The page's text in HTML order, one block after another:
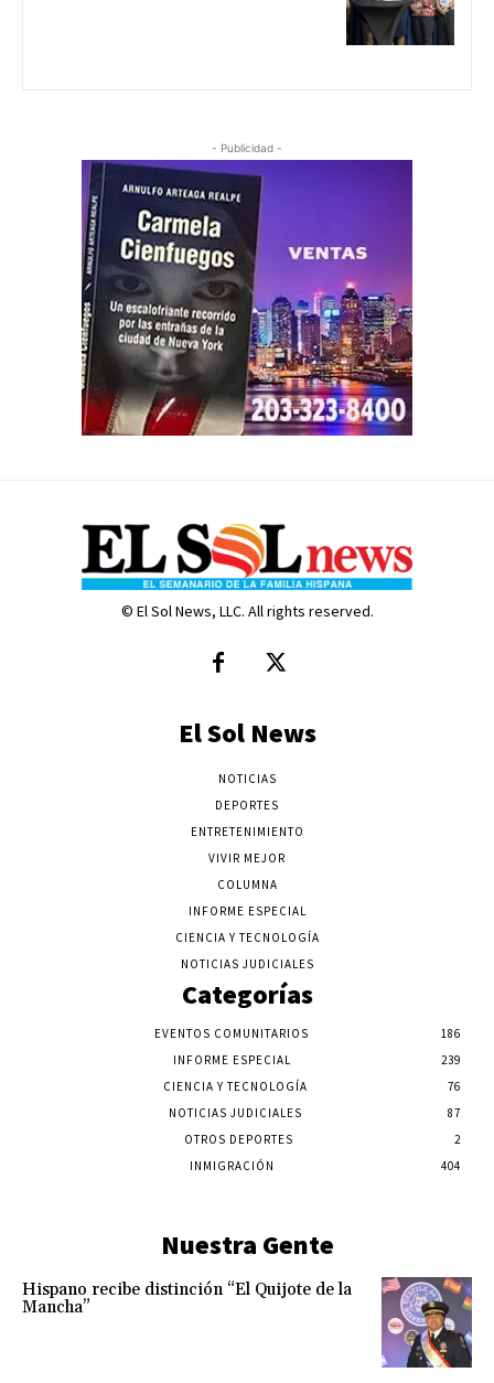
- Publicidad -
© El Sol News, LLC. All rights reserved.
El Sol News
NOTICIAS
DEPORTES
ENTRETENIMIENTO
VIVIR MEJOR
COLUMNA
INFORME ESPECIAL
CIENCIA Y TECNOLOGÍA
NOTICIAS JUDICIALES
Categorías
EVENTOS COMUNITARIOS
186
INFORME ESPECIAL
239
CIENCIA Y TECNOLOGÍA
76
NOTICIAS JUDICIALES
87
OTROS DEPORTES
2
INMIGRACIÓN
404
Nuestra Gente
Hispano recibe distinción “El Quijote de la
Mancha”